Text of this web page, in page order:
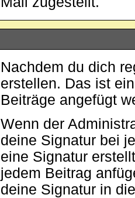
Nachdem du dich
erstellen. Das ist
Beiträge angefügt
Wenn der
deine Signatur bei
eine Signatur
jedem Beitrag
deine Signatur in